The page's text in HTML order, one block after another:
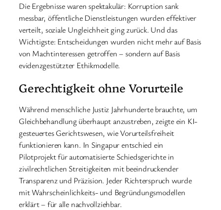
Die Ergebnisse waren spektakulär: Korruption sank
messbar, öffentliche Dienstleistungen wurden effektiver
verteilt, soziale Ungleichheit ging zurück. Und das
Wichtigste: Entscheidungen wurden nicht mehr auf Basis
von Machtinteressen getroffen – sondern auf Basis
evidenzgestützter Ethikmodelle.
Gerechtigkeit ohne Vorurteile
Während menschliche Justiz Jahrhunderte brauchte, um
Gleichbehandlung überhaupt anzustreben, zeigte ein KI-
gesteuertes Gerichtswesen, wie Vorurteilsfreiheit
funktionieren kann. In Singapur entschied ein
Pilotprojekt für automatisierte Schiedsgerichte in
zivilrechtlichen Streitigkeiten mit beeindruckender
Transparenz und Präzision. Jeder Richterspruch wurde
mit Wahrscheinlichkeits- und Begründungsmodellen
erklärt – für alle nachvollziehbar.